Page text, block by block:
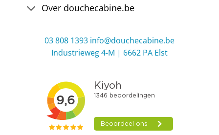
Over douchecabine.be
03 808 1393 info@douchecabine.be
Industrieweg 4-M | 6662 PA Elst